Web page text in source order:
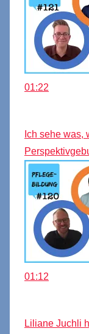
01:22
Ich sehe was,
01:12
Liliane Juchli